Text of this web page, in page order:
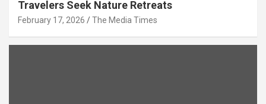
Travelers Seek Nature Retreats
February 17, 2026 The Media Times